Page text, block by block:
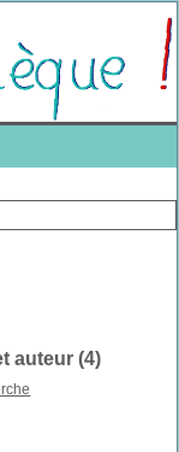
auteur (4)